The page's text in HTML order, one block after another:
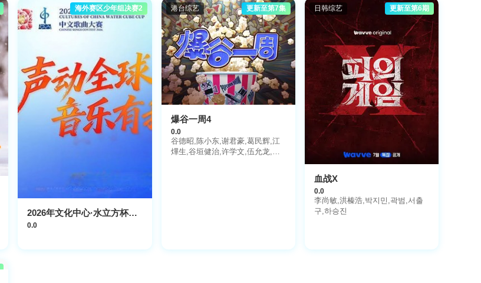
海外赛区少年组决赛2
2026年文化中心·水立方杯中文歌曲大赛
0.0
港台综艺 更新至第7集
爆谷一周4
0.0
谷德昭,陈小东,谢君豪,葛民辉,江
熚生,谷垣健治,许学文,伍允龙,罗
日韩综艺 更新至第6期
血战X
0.0
李尚敏,洪榛浩,박지민,곽범,서출
구,하승진